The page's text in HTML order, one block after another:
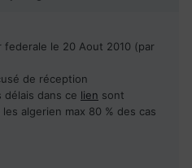
federale le 20 Aout 2010 (par
de réception
dans ce lien sont
algerien max 80 % des cas